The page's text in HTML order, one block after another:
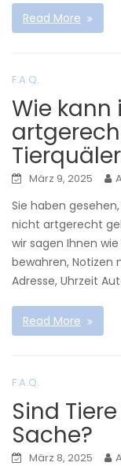
Read More
F.A.Q.
Wie
März 9, 2025
Sie haben
nicht artgerecht
wir sagen Ihnen
bewahren, Notizen
Adresse, Uhrzeit
Read More
F.A.Q.
Sind
Sache?
März 8, 2025